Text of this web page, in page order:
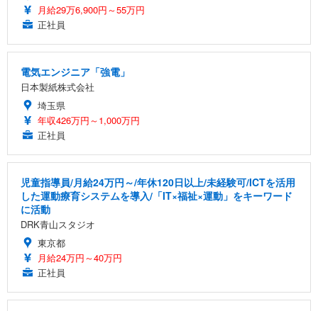
月給29万6,900円～55万円
正社員
電気エンジニア「強電」
日本製紙株式会社
埼玉県
年収426万円～1,000万円
正社員
児童指導員/月給24万円～/年休120日以上/未経験可/ICTを活用
した運動療育システムを導入/「IT×福祉×運動」をキーワード
に活動
DRK青山スタジオ
東京都
月給24万円～40万円
正社員